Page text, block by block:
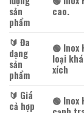
sản
phẩm
cao.
🔰️ Đa
dạng
sản
phẩm
🟢 Inox
loại
xích
🔰️ Giá
cả hợp
🟢 Inox